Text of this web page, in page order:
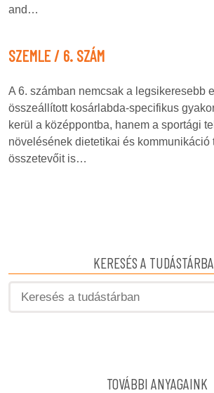
and…
SZEMLE / 6. SZÁM
A 6. számban nemcsak a legsikeresebb
összeállított kosárlabda-specifikus
kerül a középpontba, hanem a sportági
növelésének dietetikai és kommunikáció
összetevőit is…
KERESÉS A
TOVÁBBI ANYAGAINK